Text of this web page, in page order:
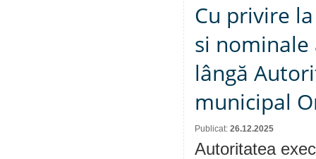
Cu privire
si
lângă
municipal
Publicat: 26.12.2025
Autoritatea